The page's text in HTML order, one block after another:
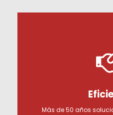
Más de 50 años